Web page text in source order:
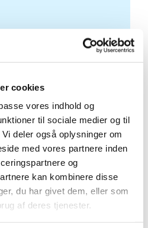
cookies
vores indhold og
til sociale medier og til
deler også oplysninger om
med vores partnere inden
og
kan kombinere disse
du har givet dem, eller som
af deres tjenester.